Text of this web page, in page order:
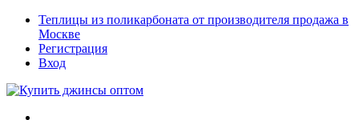
Теплицы из поликарбоната от производителя продажа в
Москве
Регистрация
Вход